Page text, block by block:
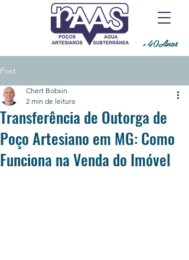
+40Anos
Post
Transferência de Outorga de
Poço Artesiano em MG: Como
Funciona na Venda do Imóvel
Chert Bobsin
2 min de leitura